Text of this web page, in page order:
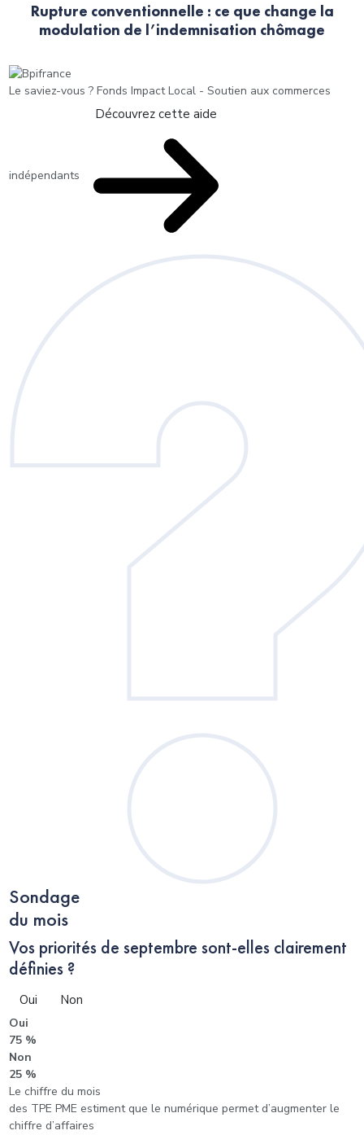
Rupture conventionnelle : ce que change la
modulation de l’indemnisation chômage
Le saviez-vous ?Fonds Impact Local - Soutien aux commerces
indépendants
Découvrez cette aide
Sondage
du mois
Vos priorités de septembre sont-elles clairement
définies ?
Oui Non
Oui
75 %
Non
25 %
Le chiffre du mois
des TPE PME estiment que le numérique permet d’augmenter le
chiffre d’affaires